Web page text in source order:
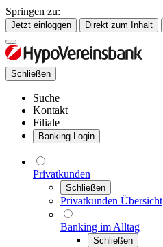
Springen zu:
Jetzt einloggen Direkt zum Inhalt
Schließen
Suche
Kontakt
Filiale
Banking Login
Privatkunden
Schließen
Privatkunden Übersicht
Banking im Alltag
Schließen